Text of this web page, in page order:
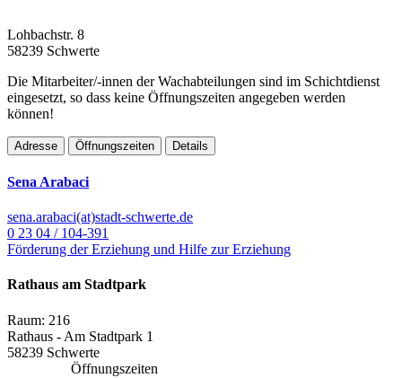
Lohbachstr. 8
58239 Schwerte
Die Mitarbeiter/-innen der Wachabteilungen sind im Schichtdienst
eingesetzt, so dass keine Öffnungszeiten angegeben werden
können!
Adresse Öffnungszeiten Details
Sena Arabaci
sena.arabaci(at)stadt-schwerte.de
0 23 04 / 104-391
Förderung der Erziehung und Hilfe zur Erziehung
Rathaus am Stadtpark
Raum: 216
Rathaus - Am Stadtpark 1
58239 Schwerte
Öffnungszeiten